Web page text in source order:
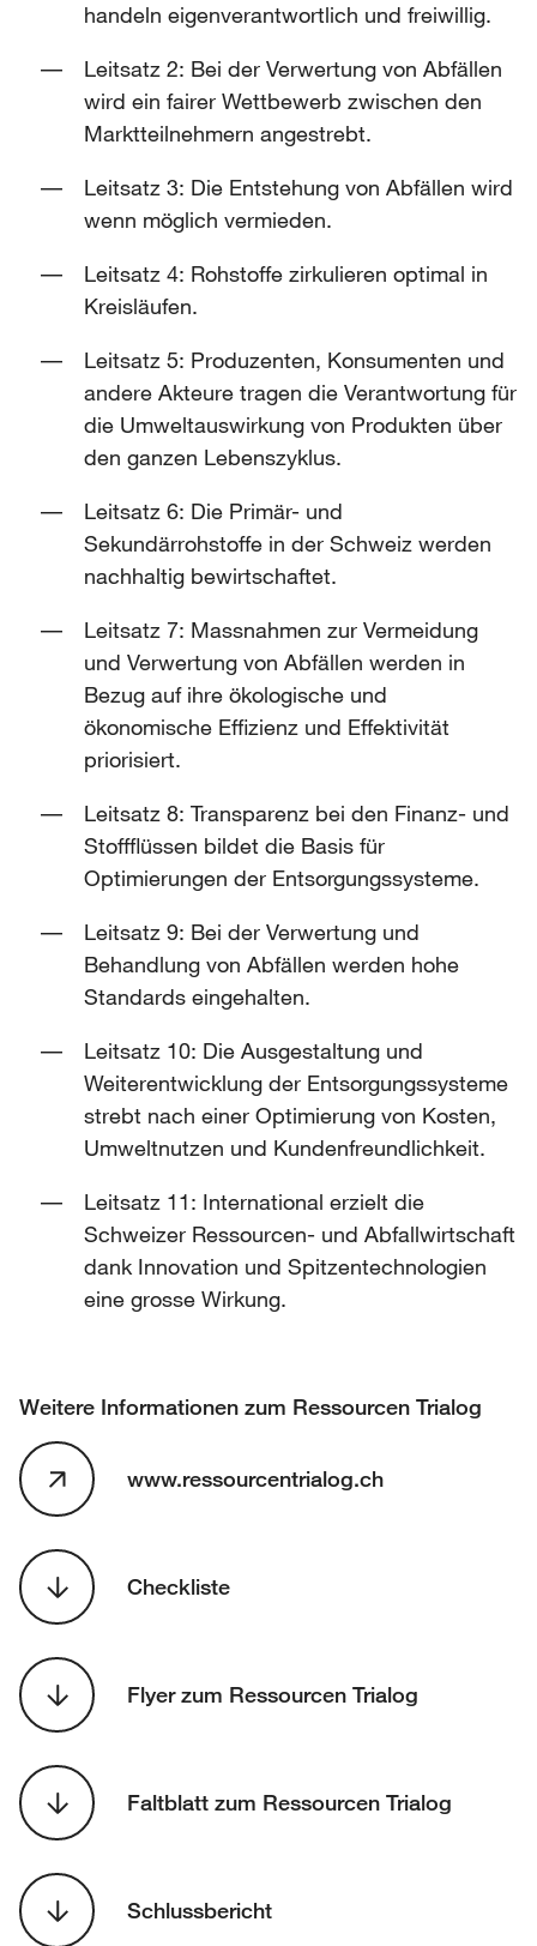
handeln eigenverantwortlich und freiwillig.
Leitsatz 2: Bei der Verwertung von Abfällen
wird ein fairer Wettbewerb zwischen den
Marktteilnehmern angestrebt.
Leitsatz 3: Die Entstehung von Abfällen wird
wenn möglich vermieden.
Leitsatz 4: Rohstoffe zirkulieren optimal in
Kreisläufen.
Leitsatz 5: Produzenten, Konsumenten und
andere Akteure tragen die Verantwortung für
die Umweltauswirkung von Produkten über
den ganzen Lebenszyklus.
Leitsatz 6: Die Primär- und
Sekundärrohstoffe in der Schweiz werden
nachhaltig bewirtschaftet.
Leitsatz 7: Massnahmen zur Vermeidung
und Verwertung von Abfällen werden in
Bezug auf ihre ökologische und
ökonomische Effizienz und Effektivität
priorisiert.
Leitsatz 8: Transparenz bei den Finanz- und
Stoffflüssen bildet die Basis für
Optimierungen der Entsorgungssysteme.
Leitsatz 9: Bei der Verwertung und
Behandlung von Abfällen werden hohe
Standards eingehalten.
Leitsatz 10: Die Ausgestaltung und
Weiterentwicklung der Entsorgungssysteme
strebt nach einer Optimierung von Kosten,
Umweltnutzen und Kundenfreundlichkeit.
Leitsatz 11: International erzielt die
Schweizer Ressourcen- und Abfallwirtschaft
dank Innovation und Spitzentechnologien
eine grosse Wirkung.
Weitere Informationen zum Ressourcen Trialog
www.ressourcentrialog.ch
Checkliste
Flyer zum Ressourcen Trialog
Faltblatt zum Ressourcen Trialog
Schlussbericht